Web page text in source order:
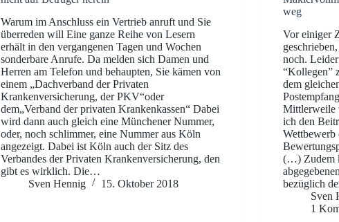
Warum im Anschluss ein Vertrieb anruft und Sie
überreden will Eine ganze Reihe von Lesern
erhält in den vergangenen Tagen und Wochen
sonderbare Anrufe. Da melden sich Damen und
Herren am Telefon und behaupten, Sie kämen von
einem „Dachverband der Privaten
Krankenversicherung, der PKV“oder
dem„Verband der privaten Krankenkassen“ Dabei
wird dann auch gleich eine Münchener Nummer,
oder, noch schlimmer, eine Nummer aus Köln
angezeigt. Dabei ist Köln auch der Sitz des
Verbandes der Privaten Krankenversicherung, den
gibt es wirklich. Die…
Sven Hennig
15. Oktober 2018
weg
Vor einiger
noch.
“Kollegen”
dem
Mittlerweile
ich den
Wettbewerb
(…) Zudem
bezüglich
Sven
1